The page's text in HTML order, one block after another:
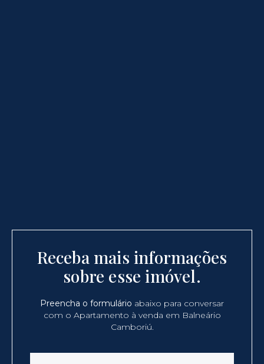
Receba mais informações
sobre esse imóvel.
Preencha o formulário abaixo para conversar
com o Apartamento à venda em Balneário
Camboriú.